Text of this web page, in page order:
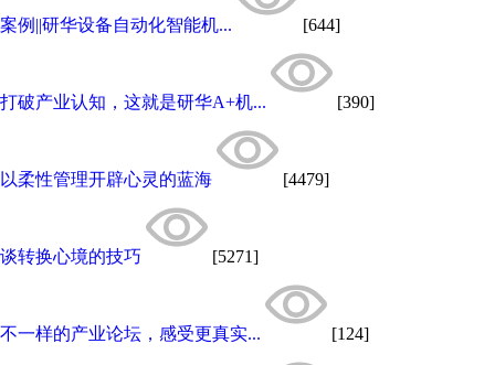
案例||研华设备自动化智能机... [644]
打破产业认知，这就是研华A+机... [390]
以柔性管理开辟心灵的蓝海 [4479]
谈转换心境的技巧 [5271]
不一样的产业论坛，感受更真实... [124]